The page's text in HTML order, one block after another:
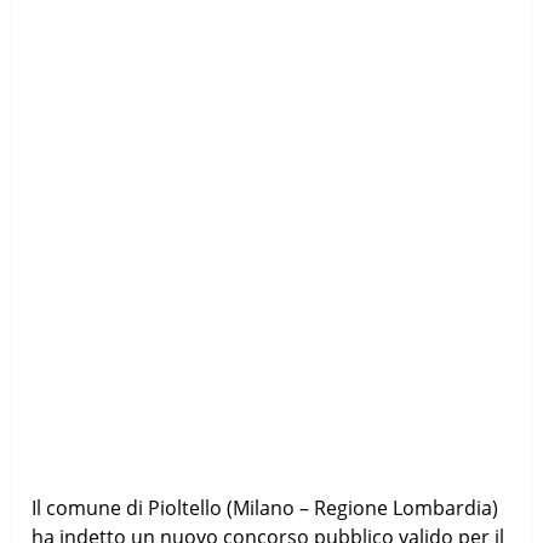
Il comune di Pioltello (Milano – Regione Lombardia)
ha indetto un nuovo concorso pubblico valido per il